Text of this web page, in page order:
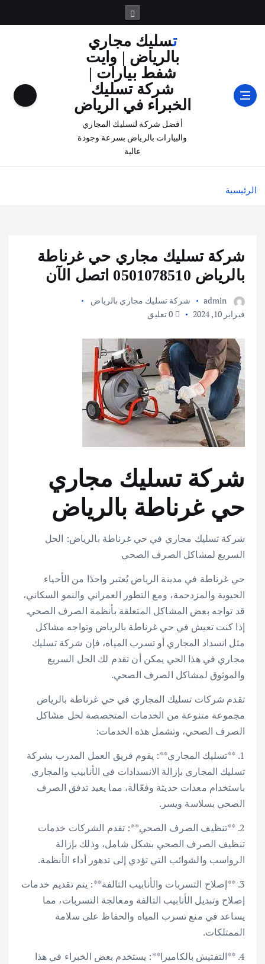
تسليك مجاري
بالرياض | وايت
شفط بيارات |
شركة تسليك
الخبراء في الرياض
أفضل شركة لتسليك المجاري
والبيارات بالرياض بسرعة وجودة
عالية
الرئيسية
شركة تسليك مجاري حي غرناطة
بالرياض 0501078510 اتصل الآن
admin
شركة تسليك مجاري بالرياض
فبراير 10, 2024
شركة تسليك مجاري
حي غرناطة بالرياض
شركة تسليك مجاري في حي غرناطة بالرياض: الحل
السريع لمشاكل الصرف الصحي
حي غرناطة في مدينة الرياض يُعتبر واحدًا من الأحياء
الحيوية والمزدحمة، ومع التطور العمراني والنمو السكاني،
قد تواجه بعض المشاكل المتعلقة بأنظمة الصرف الصحي.
إذا كنت تعيش في حي غرناطة بالرياض وتواجه مشاكل
مثل انسداد المجاري أو تسرب المياه، فإن شركة تسليك
مجاري في هذا الحي يمكن أن تقدم لك الحل السريع
والموثوق لمشاكل الصرف الصحي.
تقدم شركات تسليك المجاري في حي غرناطة بالرياض
مجموعة متنوعة من الخدمات المتخصصة لحل مشاكل
الصرف الصحي، وتشمل هذه الخدمات:
1. **تسليك المجاري**: يقوم فريق العمل المدرب بشركة
تسليك المجاري بإزالة الانسدادات في الأنابيب والمجاري
باستخدام معدات حديثة وفعّالة، مما يعيد تدفق الصرف
الصحي بسلاسة ويسر.
2. **تنظيف الصرف الصحي**: تقدم الشركات خدمات
تنظيف الصرف الصحي بشكل شامل، وذلك بإزالة
الرواسب والشوائب التي تؤدي إلى تدهور أداء الأنظمة.
3. **إصلاح التسربات والأنابيب التالفة**: يتم تقديم خدمات
إصلاح وتبديل الأنابيب التالفة ومعالجة التسربات، مما
يساعد في منع تسرب المياه والحفاظ على سلامة
الممتلكات.
4. **التفتيش بالكاميرا**: يستخدم بعض الخبراء في هذا